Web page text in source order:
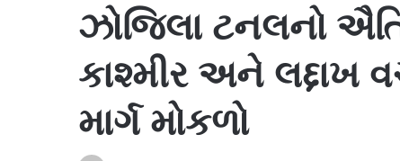
ઝોજિલા ટનલનો
કાશ્મીર અને લદ્દાખ
માર્ગ મોકળો